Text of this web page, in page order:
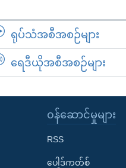
ရုပ်သံအစီအစဉ်များ
ရေဒီယိုအစီအစဉ်များ
၀န်ဆောင်မှုများ
RSS
ပေါ့ဒ်ကတ်စ်